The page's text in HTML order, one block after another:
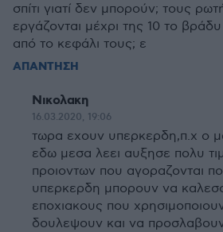
σπίτι γιατί δεν μπορούν; τους
εργάζονται μέχρι της 10 το
από το κεφάλι τους; ε
ΑΠΑΝΤΗΣΗ
Νικολακη
16.03.2020, 19:06
τωρα εχουν υπερκερδη,π.χ ο
εδω μεσα λεει αυξησε πολυ
προιοντων που αγοραζονται
υπερκερδη μπορουν να
εποχιακους που
δουλεψουν και να